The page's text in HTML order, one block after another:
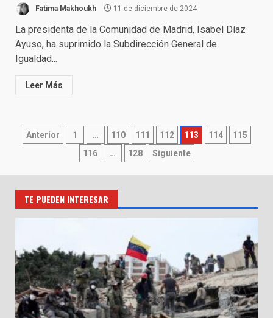
Fatima Makhoukh 11 de diciembre de 2024
La presidenta de la Comunidad de Madrid, Isabel Díaz
Ayuso, ha suprimido la Subdirección General de
Igualdad...
Leer Más
Paginación
entradas
Anterior 1 … 110 111 112 113 114
115
116
… 128 Siguiente
TE PUEDEN INTERESAR